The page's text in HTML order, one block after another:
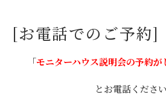
[お電話でのご予約]
「モニターハウス説明会の予約
とお電話ください